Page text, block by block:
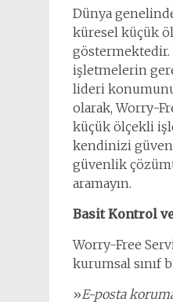
Dünya
küresel küçük
işletmelerin
lideri
olarak, Worry-
küçük ölçekli
kendinizi
güvenlik
aramayın.
Basit Kontrol
Worry-Free
kurumsal sınıf
»E-posta